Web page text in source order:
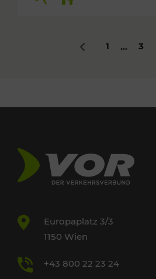
Zurück
1 ... 3
Europaplatz 3/3
1150 Wien
+43 800 22 23 24